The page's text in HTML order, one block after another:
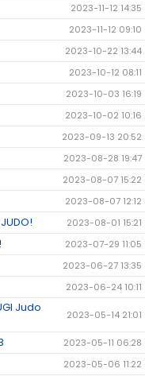
2023-11-12 14:35
2023-11-12 09:10
2023-10-22 13:44
2023-10-12 08:11
2023-10-03 16:19
2023-10-02 10:16
2023-09-13 20:52
2023-08-28 19:47
2023-08-07 15:22
2023-08-07 12:12
2023-08-01 15:21
2023-07-29 11:05
2023-06-27 13:35
2023-06-24 10:11
Judo
2023-05-14 21:01
2023-05-11 06:28
2023-05-06 11:22